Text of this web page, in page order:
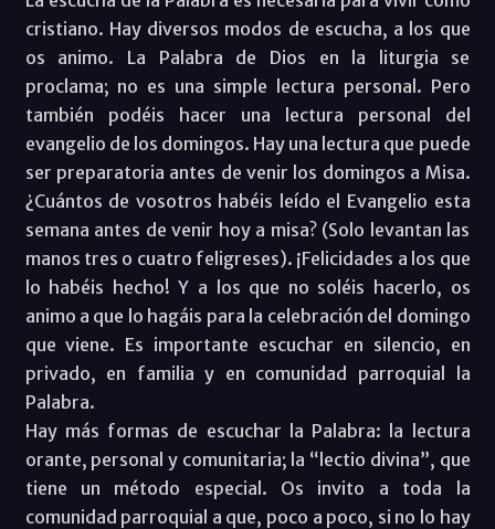
cristiano. Hay diversos modos de escucha, a los que
os animo. La Palabra de Dios en la liturgia se
proclama; no es una simple lectura personal. Pero
también podéis hacer una lectura personal del
evangelio de los domingos. Hay una lectura que puede
ser preparatoria antes de venir los domingos a Misa.
¿Cuántos de vosotros habéis leído el Evangelio esta
semana antes de venir hoy a misa? (Solo levantan las
manos tres o cuatro feligreses). ¡Felicidades a los que
lo habéis hecho! Y a los que no soléis hacerlo, os
animo a que lo hagáis para la celebración del domingo
que viene. Es importante escuchar en silencio, en
privado, en familia y en comunidad parroquial la
Palabra.
Hay más formas de escuchar la Palabra: la lectura
orante, personal y comunitaria; la “lectio divina”, que
tiene un método especial. Os invito a toda la
comunidad parroquial a que, poco a poco, si no lo hay